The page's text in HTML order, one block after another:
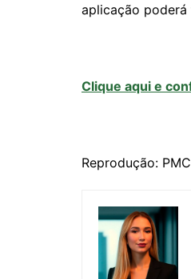
aplicação
Clique aqui e
Reprodução: PMC